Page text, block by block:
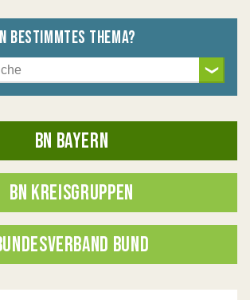
BESTIMMTES THEMA?
BN BAYERN
BN KREISGRUPPEN
BUND